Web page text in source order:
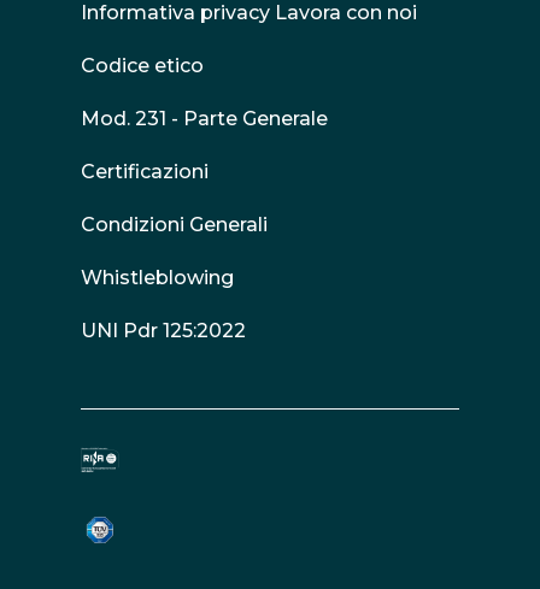
Informativa privacy Lavora con noi
Codice etico
Mod. 231 - Parte Generale
Certificazioni
Condizioni Generali
Whistleblowing
UNI Pdr 125:2022